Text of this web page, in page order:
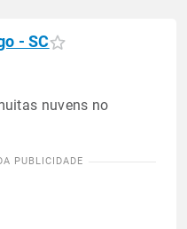
- SC
nuvens no